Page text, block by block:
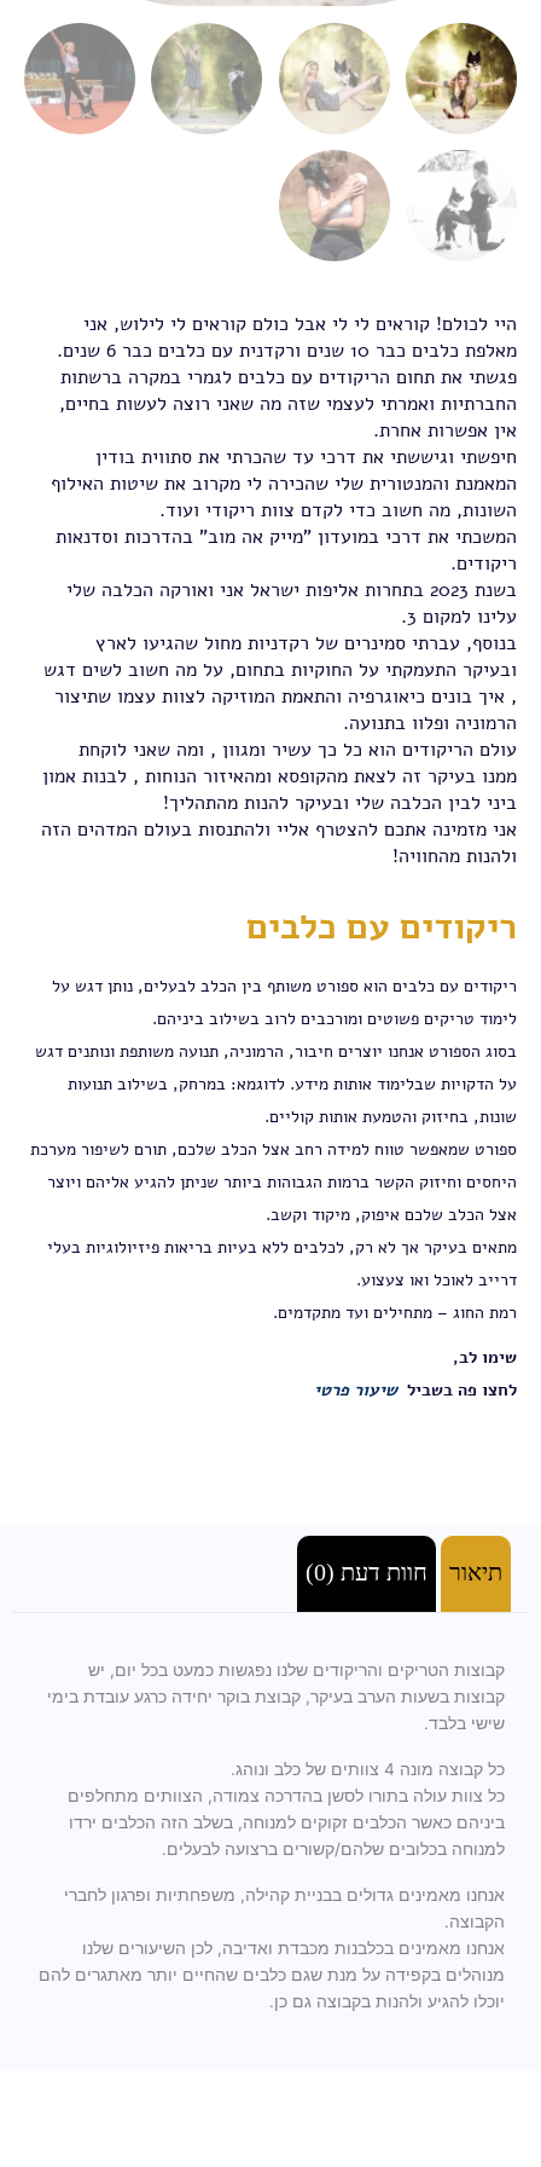
היי לכולם! קוראים לי לי אבל כולם קוראים לי לילוש, אני
מאלפת כלבים כבר 10 שנים ורקדנית עם כלבים כבר 6 שנים.
פגשתי את תחום הריקודים עם כלבים לגמרי במקרה ברשתות
החברתיות ואמרתי לעצמי שזה מה שאני רוצה לעשות בחיים,
אין אפשרות אחרת.
חיפשתי וגיששתי את דרכי עד שהכרתי את סתווית בודין
המאמנת והמנטורית שלי שהכירה לי מקרוב את שיטות האילוף
השונות, מה חשוב כדי לקדם צוות ריקודי ועוד.
המשכתי את דרכי במועדון "מייק אה מוב" בהדרכות וסדנאות
ריקודים.
בשנת 2023 בתחרות אליפות ישראל אני ואורקה הכלבה שלי
עלינו למקום 3.
בנוסף, עברתי סמינרים של רקדניות מחול שהגיעו לארץ
ובעיקר התעמקתי על החוקיות בתחום, על מה חשוב לשים דגש
, איך בונים כיאוגרפיה והתאמת המוזיקה לצוות עצמו שתיצור
הרמוניה ופלוו בתנועה.
עולם הריקודים הוא כל כך עשיר ומגוון , ומה שאני לוקחת
ממנו בעיקר זה לצאת מהקופסא ומהאיזור הנוחות , לבנות אמון
ביני לבין הכלבה שלי ובעיקר להנות מהתהליך!
אני מזמינה אתכם להצטרף אליי ולהתנסות בעולם המדהים הזה
ולהנות מהחוויה!
ריקודים עם כלבים
ריקודים עם כלבים הוא ספורט משותף בין הכלב לבעלים, נותן דגש על
לימוד טריקים פשוטים ומורכבים לרוב בשילוב ביניהם.
בסוג הספורט אנחנו יוצרים חיבור, הרמוניה, תנועה משותפת ונותנים דגש
על הדקויות שבלימוד אותות מידע. לדוגמא: במרחק, בשילוב תנועות
שונות, בחיזוק והטמעת אותות קוליים.
ספורט שמאפשר טווח למידה רחב אצל הכלב שלכם, תורם לשיפור מערכת
היחסים וחיזוק הקשר ברמות הגבוהות ביותר שניתן להגיע אליהם ויוצר
אצל הכלב שלכם איפוק, מיקוד וקשב.
מתאים בעיקר אך לא רק, לכלבים ללא בעיות בריאות פיזיולוגיות בעלי
דרייב לאוכל ואו צעצוע.
רמת החוג – מתחילים ועד מתקדמים.
שימו לב,
לחצו פה בשביל שיעור פרטי
תיאור חוות דעת (0)
קבוצות הטריקים והריקודים שלנו נפגשות כמעט בכל יום, יש
קבוצות בשעות הערב בעיקר, קבוצת בוקר יחידה כרגע עובדת בימי
שישי בלבד.
כל קבוצה מונה 4 צוותים של כלב ונוהג.
כל צוות עולה בתורו לסשן בהדרכה צמודה, הצוותים מתחלפים
ביניהם כאשר הכלבים זקוקים למנוחה, בשלב הזה הכלבים ירדו
למנוחה בכלובים שלהם/קשורים ברצועה לבעלים.
אנחנו מאמינים גדולים בבניית קהילה, משפחתיות ופרגון לחברי
הקבוצה.
אנחנו מאמינים בכלבנות מכבדת ואדיבה, לכן השיעורים שלנו
מנוהלים בקפידה על מנת שגם כלבים שהחיים יותר מאתגרים להם
יוכלו להגיע ולהנות בקבוצה גם כן.